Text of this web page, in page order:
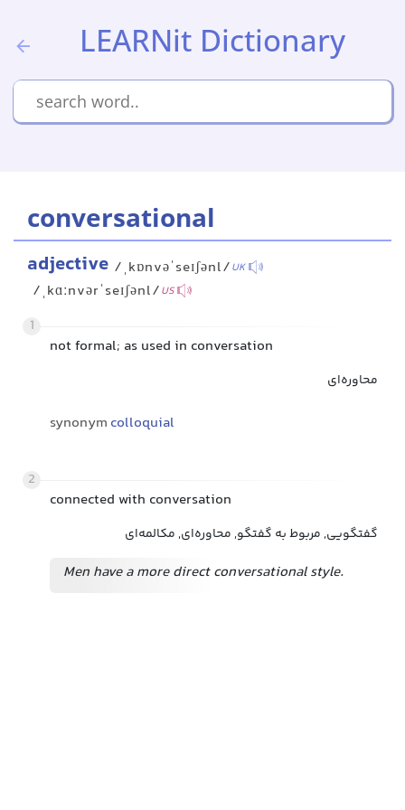
LEARNit Dictionary
conversational
adjective /ˌkɒnvəˈseɪʃənl/UK
/ˌkɑːnvərˈseɪʃənl/US
1
not formal; as used in conversation
محاوره‌ای
synonym colloquial
2
connected with conversation
گفتگویی, مربوط به گفتگو, محاوره‌ای, مکالمه‌ای
Men have a more direct conversational style.